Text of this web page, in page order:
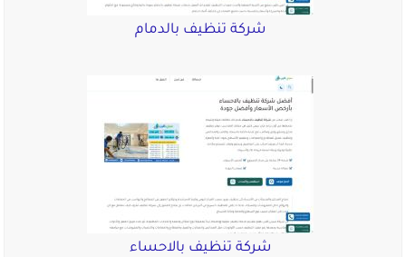
شركة تنظيف بالدمام
شركة تنظيف بالاحساء